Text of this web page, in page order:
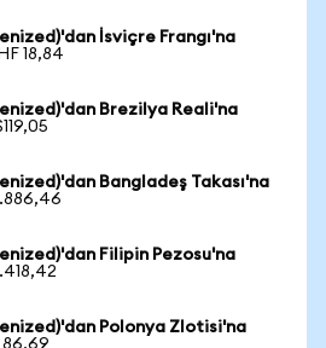
İsviçre Frangı'na
18,84
Brezilya Reali'na
Bangladeş Takası'na
Filipin Pezosu'na
Polonya Zlotisi'na
86,69